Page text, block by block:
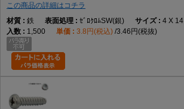
この商品の詳細はコチラ
鉄
ｾﾞﾛｸﾛﾑSW(銀) 4 X 14
1,500
3.8円(税込) 3.46円(税抜)